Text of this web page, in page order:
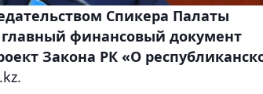
Спикера Палаты
финансовый документ
Закона РК «О